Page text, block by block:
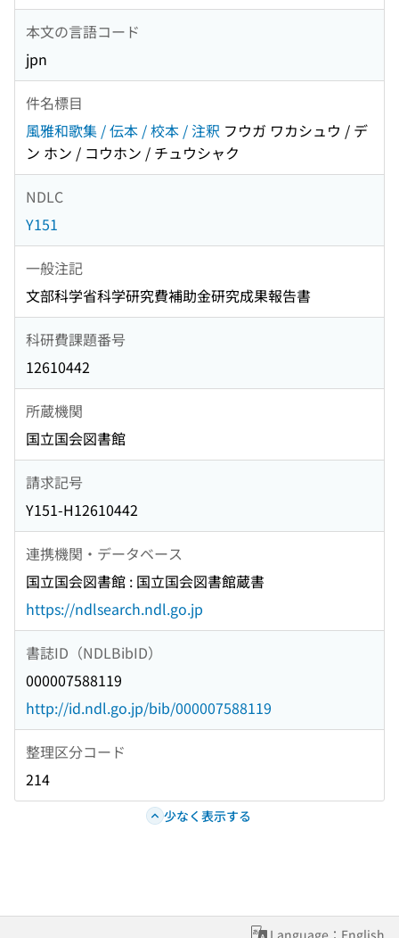
本文の言語コード
jpn
件名標目
風雅和歌集 / 伝本 / 校本 / 注釈 フウガ ワカシュウ / デ
ン ホン / コウホン / チュウシャク
NDLC
Y151
一般注記
文部科学省科学研究費補助金研究成果報告書
科研費課題番号
12610442
所蔵機関
国立国会図書館
請求記号
Y151-H12610442
連携機関・データベース
国立国会図書館 : 国立国会図書館蔵書
https://ndlsearch.ndl.go.jp
書誌ID（NDLBibID）
000007588119
http://id.ndl.go.jp/bib/000007588119
整理区分コード
214
少なく表示する